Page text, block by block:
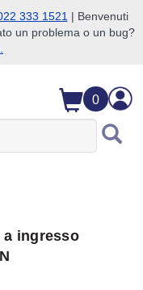
333 1521 | Benvenuti
un problema o un bug?
0
ingresso